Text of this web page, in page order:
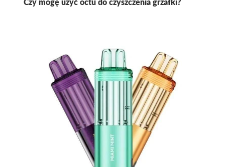
Czy mogę użyć octu do czyszczenia grzałki?